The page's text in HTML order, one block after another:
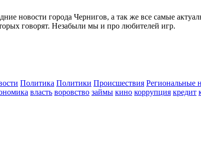
новости города Чернигов, а так же все самые
говорят. Незабыли мы и про любителей игр.
Политика Политики Происшествия Региональные
власть воровство займы кино коррупция кредит